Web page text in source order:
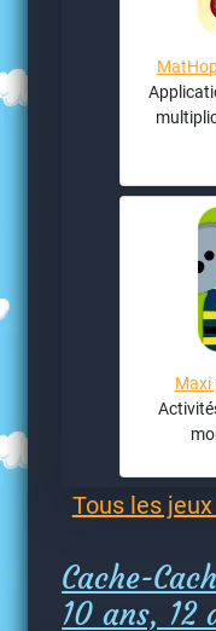
Maxi
Tous les
Cache-
10 ans, 12